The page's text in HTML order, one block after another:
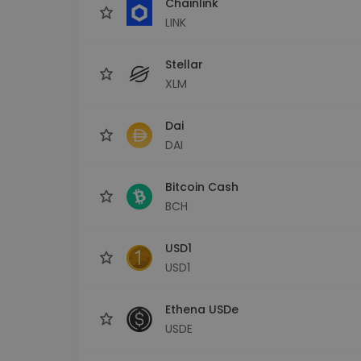
LINK
Stellar
XLM
Dai
DAI
Bitcoin Cash
BCH
USD1
USD1
Ethena USDe
USDE